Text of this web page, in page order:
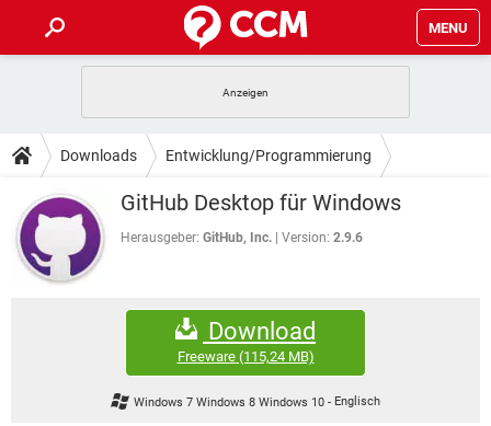
MENU
ANDROID IOS
WINDOWS 10 INSTAGRAM
WHATSAPP TIKTOK
FACEBOOK
TIPPS & TRICKS
SPIELE
ANDROID IOS
WINDOWS 10
HARDWARE
DOWNLOADS
SPIELE STREAMING
ANDROID
INSTAGRAM
TIKTOK
FORUM
IOS
INSTAGRAM
TIKTOK
STREAMING
Downloads Entwicklung/Programmierung
GitHub Desktop für Windows
Herausgeber: GitHub, Inc. Version: 2.9.6
Download
Freeware(115,24 MB)
Windows 7 Windows 8 Windows 10 - Englisch